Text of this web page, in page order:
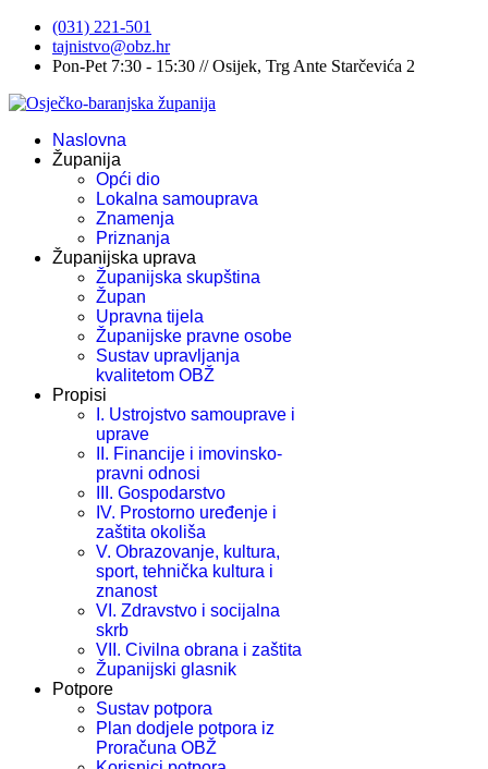
(031) 221-501
tajnistvo@obz.hr
Pon-Pet 7:30 - 15:30 // Osijek, Trg Ante Starčevića 2
Naslovna
Županija
Opći dio
Lokalna samouprava
Znamenja
Priznanja
Županijska uprava
Županijska skupština
Župan
Upravna tijela
Županijske pravne osobe
Sustav upravljanja
kvalitetom OBŽ
Propisi
I. Ustrojstvo samouprave i
uprave
II. Financije i imovinsko-
pravni odnosi
III. Gospodarstvo
IV. Prostorno uređenje i
zaštita okoliša
V. Obrazovanje, kultura,
sport, tehnička kultura i
znanost
VI. Zdravstvo i socijalna
skrb
VII. Civilna obrana i zaštita
Županijski glasnik
Potpore
Sustav potpora
Plan dodjele potpora iz
Proračuna OBŽ